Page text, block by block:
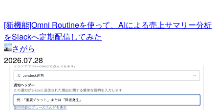
[新機能]Omni Routineを使って、AIによる売上サマリー分析
をSlackへ定期配信してみた
さがら
2026.07.28